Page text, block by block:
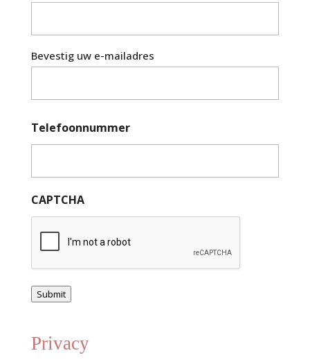
Bevestig uw e-mailadres
Telefoonnummer
CAPTCHA
Submit
Privacy